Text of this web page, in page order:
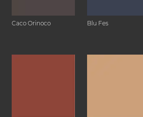
Caco Orinoco Blu Fes